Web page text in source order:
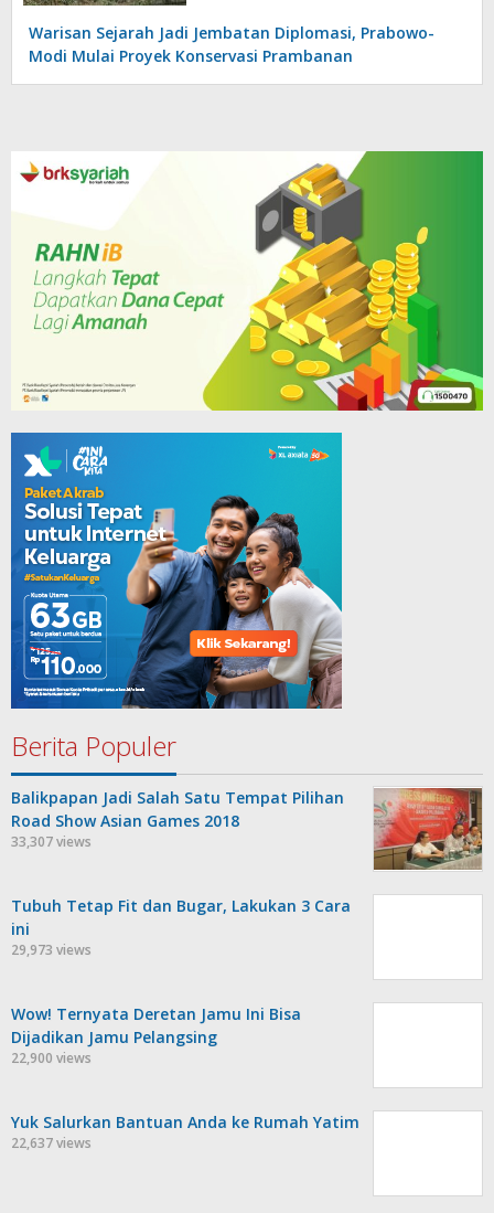
Warisan Sejarah Jadi Jembatan Diplomasi, Prabowo-
Modi Mulai Proyek Konservasi Prambanan
Berita Populer
Balikpapan Jadi Salah Satu Tempat Pilihan
Road Show Asian Games 2018
33,307 views
Tubuh Tetap Fit dan Bugar, Lakukan 3 Cara
ini
29,973 views
Wow! Ternyata Deretan Jamu Ini Bisa
Dijadikan Jamu Pelangsing
22,900 views
Yuk Salurkan Bantuan Anda ke Rumah Yatim
22,637 views